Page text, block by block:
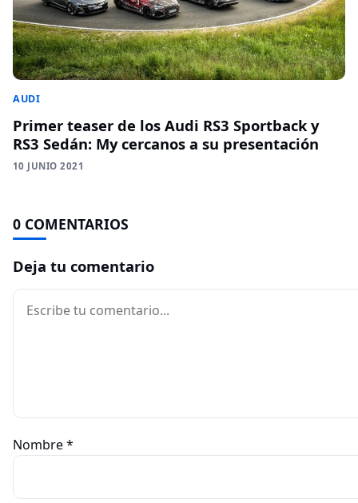
AUDI
Primer teaser de los Audi RS3 Sportback y
RS3 Sedán: My cercanos a su presentación
10 JUNIO 2021
0 COMENTARIOS
Deja tu comentario
Comentario
Nombre*